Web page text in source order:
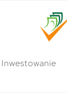
Inwestowanie